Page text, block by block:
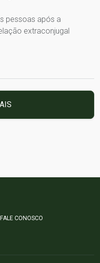
pessoas após a
extraconjugal
FALE CONOSCO